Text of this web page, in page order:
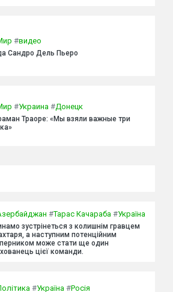
#видео
Сандро Дель Пьеро
#Украина #Донецк
Траоре: «Мы взяли важные три
#Тарас Качараба #Україна
зустрінеться з колишнім гравцем
а наступним потенційним
може стати ще один
цієї команди.
#Україна #Росія